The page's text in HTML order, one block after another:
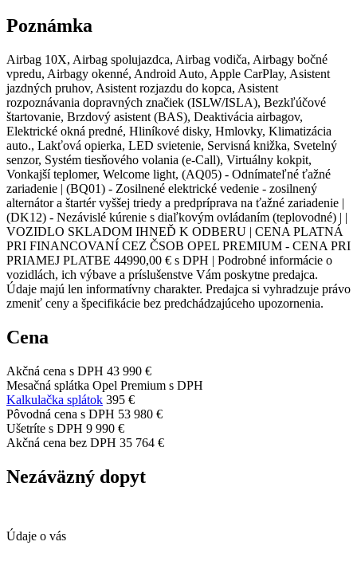
Poznámka
Airbag 10X, Airbag spolujazdca, Airbag vodiča, Airbagy bočné
vpredu, Airbagy okenné, Android Auto, Apple CarPlay, Asistent
jazdných pruhov, Asistent rozjazdu do kopca, Asistent
rozpoznávania dopravných značiek (ISLW/ISLA), Bezkľúčové
štartovanie, Brzdový asistent (BAS), Deaktivácia airbagov,
Elektrické okná predné, Hliníkové disky, Hmlovky, Klimatizácia
auto., Lakťová opierka, LED svietenie, Servisná knižka, Svetelný
senzor, Systém tiesňového volania (e-Call), Virtuálny kokpit,
Vonkajší teplomer, Welcome light, (AQ05) - Odnímateľné ťažné
zariadenie | (BQ01) - Zosilnené elektrické vedenie - zosilnený
alternátor a štartér vyššej triedy a predpríprava na ťažné zariadenie |
(DK12) - Nezávislé kúrenie s diaľkovým ovládaním (teplovodné) | |
VOZIDLO SKLADOM IHNEĎ K ODBERU | CENA PLATNÁ
PRI FINANCOVANÍ CEZ ČSOB OPEL PREMIUM - CENA PRI
PRIAMEJ PLATBE 44990,00 € s DPH | Podrobné informácie o
vozidlách, ich výbave a príslušenstve Vám poskytne predajca.
Údaje majú len informatívny charakter. Predajca si vyhradzuje právo
zmeniť ceny a špecifikácie bez predchádzajúceho upozornenia.
Cena
Akčná cena s DPH 43 990 €
Mesačná splátka Opel Premium s DPH
Kalkulačka splátok 395 €
Pôvodná cena s DPH 53 980 €
Ušetríte s DPH 9 990 €
Akčná cena bez DPH 35 764 €
Nezáväzný dopyt
Údaje o vás